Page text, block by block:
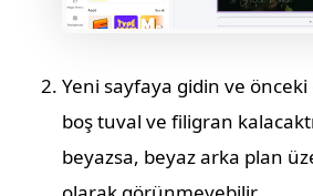
Yeni sayfaya gidin ve
boş tuval ve filigran
beyazsa, beyaz arka plan